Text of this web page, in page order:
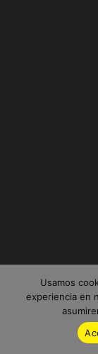
Usamos
experiencia en